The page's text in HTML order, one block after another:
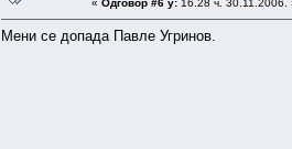
« Одговор #6 у: 16.28 ч. 30.11.2006.
Мени се допада Павле Угринов.